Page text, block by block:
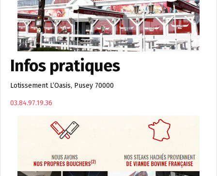
Infos pratiques
Lotissement L’Oasis, Pusey 70000
03.84.97.19.36